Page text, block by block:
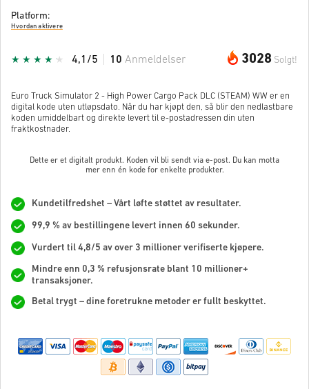
Platform:
Hvordan aktivere
3028 Solgt!
4,1/5 10 Anmeldelser
Euro Truck Simulator 2 - High Power Cargo Pack DLC (STEAM) WW er en
digital kode uten utløpsdato. Når du har kjøpt den, så blir den nedlastbare
koden umiddelbart og direkte levert til e-postadressen din uten
fraktkostnader.
Dette er et digitalt produkt. Koden vil bli sendt via e-post. Du kan motta
mer enn én kode for enkelte produkter.
Kundetilfredshet – Vårt løfte støttet av resultater.
99,9 % av bestillingene levert innen 60 sekunder.
Vurdert til 4,8/5 av over 3 millioner verifiserte kjøpere.
Mindre enn 0,3 % refusjonsrate blant 10 millioner+
transaksjoner.
Betal trygt – dine foretrukne metoder er fullt beskyttet.